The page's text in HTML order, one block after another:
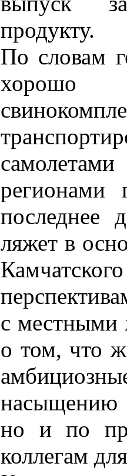
продукту.
По словам
хорошо
регионами
последнее
ляжет в
с местными
о том, что
насыщению
но и по
коллегам